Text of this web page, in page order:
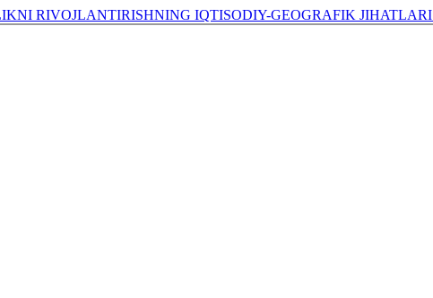
RIVOJLANTIRISHNING IQTISODIY-GEOGRAFIK JIHATLARI